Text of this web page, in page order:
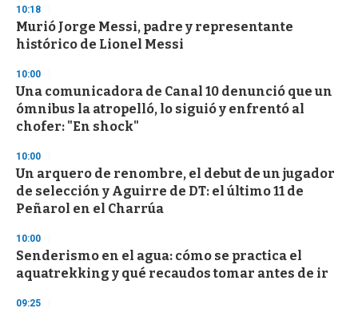
s
e
c
o
d
s
10:18
Murió Jorge Messi, padre y representante
histórico de Lionel Messi
10:00
Una comunicadora de Canal 10 denunció que un
ómnibus la atropelló, lo siguió y enfrentó al
chofer: "En shock"
10:00
Un arquero de renombre, el debut de un jugador
de selección y Aguirre de DT: el último 11 de
Peñarol en el Charrúa
10:00
Senderismo en el agua: cómo se practica el
aquatrekking y qué recaudos tomar antes de ir
09:25